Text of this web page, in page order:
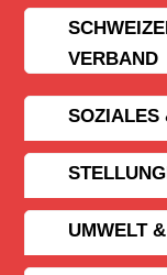
VERBAND
SOZIALES
UMWELT